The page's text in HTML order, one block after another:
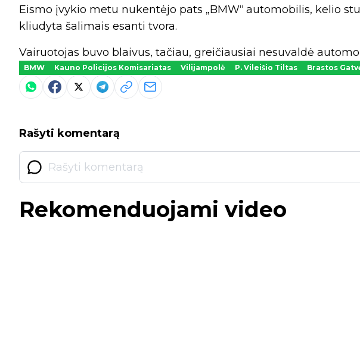
Eismo įvykio metu nukentėjo pats „BMW“ automobilis, kelio
kliudyta šalimais esanti tvora.
Vairuotojas buvo blaivus, tačiau, greičiausiai nesuvaldė
BMW Kauno Policijos Komisariatas Vilijampolė P. Vileišio Tiltas Brastos
Rašyti komentarą
Rekomenduojami video